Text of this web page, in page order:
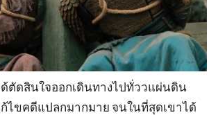
ด้ตัดสินใจออกเดินทางไปทั่ววแผ่นดิน
ก้ไขคดีแปลกมากมาย จนในที่สุดเขาได้